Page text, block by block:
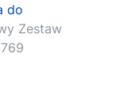
do
Zestaw